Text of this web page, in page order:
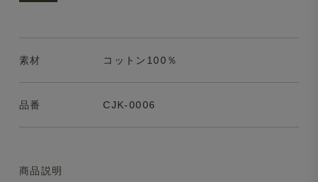
素材 コットン100％
品番 CJK-0006
商品説明